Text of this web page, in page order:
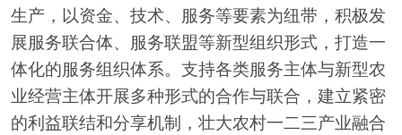
生产，以资金、技术、服务等要素为纽带，积极发
展服务联合体、服务联盟等新型组织形式，打造一
体化的服务组织体系。支持各类服务主体与新型农
业经营主体开展多种形式的合作与联合，建立紧密
的利益联结和分享机制，壮大农村一二三产业融合